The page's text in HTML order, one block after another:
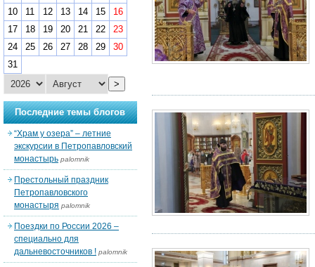
10
11 12 13 14 15
16
17
18 19 20 21 22
23
24
25 26 27 28 29
30
31
>
Последние темы блогов
“Храм у озера” – летние
экскурсии в Петропавловский
монастырь palomnik
Престольный праздник
Петропавловского
монастыря palomnik
Поездки по России 2026 –
специально для
дальневосточников ! palomnik